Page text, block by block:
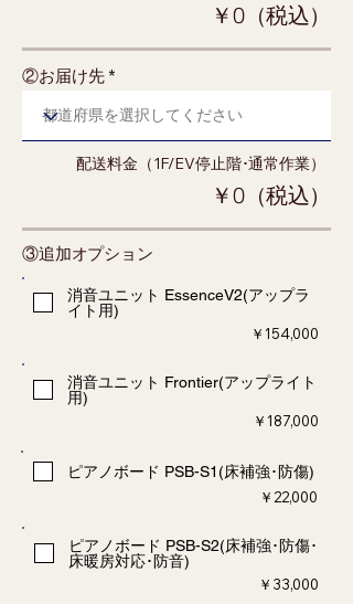
￥0（税込）
②お届け先
配送料金（1F/EV停止階･通常作業）
￥0（税込）
③追加オプション
消音ユニット EssenceV2(アップラ
イト用)
​￥154,000
消音ユニット Frontier(アップライト
用)
​￥187,000
ピアノボード PSB-S1(床補強･防傷)
​￥22,000
ピアノボード PSB-S2(床補強･防傷･
床暖房対応･防音)
​￥33,000